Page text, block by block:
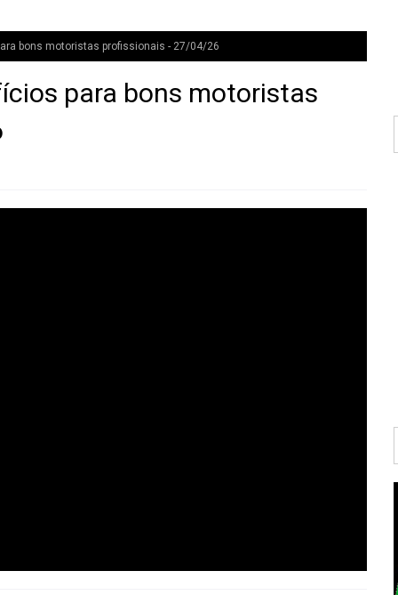
bons motoristas profissionais - 27/04/26
para bons motoristas